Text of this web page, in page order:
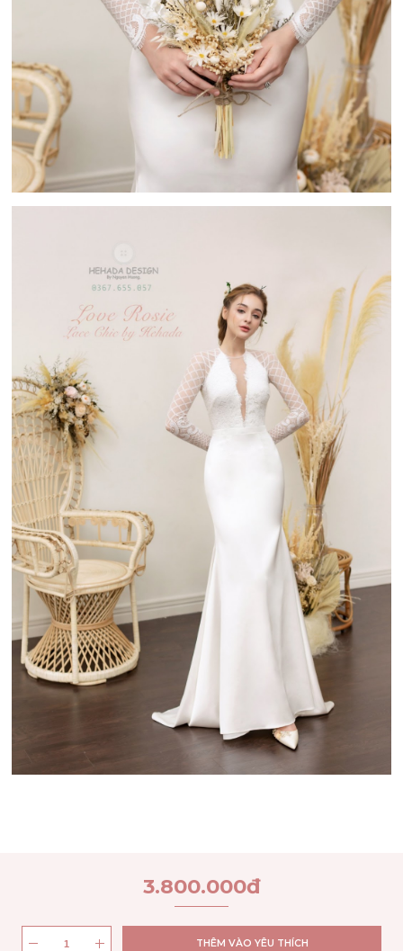
3.800.000đ
THÊM VÀO YÊU THÍCH